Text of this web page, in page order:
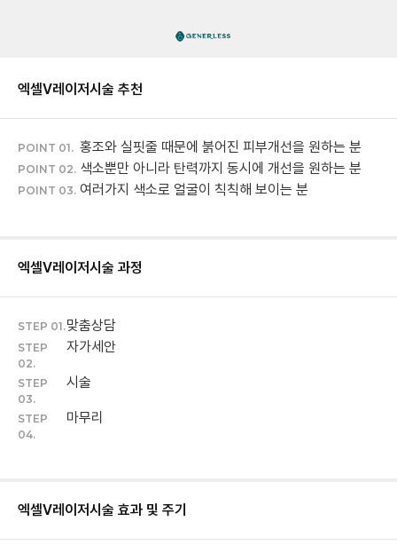
엑셀V레이저시술 추천
POINT 01. 홍조와 실핏줄 때문에 붉어진 피부개선을 원하는 분
POINT 02. 색소뿐만 아니라 탄력까지 동시에 개선을 원하는 분
POINT 03. 여러가지 색소로 얼굴이 칙칙해 보이는 분
엑셀V레이저시술 과정
STEP 01.맞춤상담
STEP
02.
자가세안
STEP
03.
시술
STEP
04.
마무리
엑셀V레이저시술 효과 및 주기